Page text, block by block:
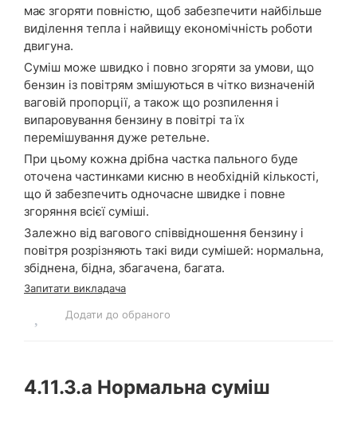
має згоряти повністю, щоб забезпечити найбільше
виділення тепла і найвищу економічність роботи
двигуна.
Суміш може швидко і повно згоряти за умови, що
бензин із повітрям змішуються в чітко визначеній
ваговій пропорції, а також що розпилення і
випаровування бензину в повітрі та їх
перемішування дуже ретельне.
При цьому кожна дрібна частка пального буде
оточена частинками кисню в необхідній кількості,
що й забезпечить одночасне швидке і повне
згоряння всієї суміші.
Залежно від вагового співвідношення бензину і
повітря розрізняють такі види сумішей: нормальна,
збіднена, бідна, збагачена, багата.
Запитати викладача
Додати до обраного
4.11.3.a Нормальна суміш